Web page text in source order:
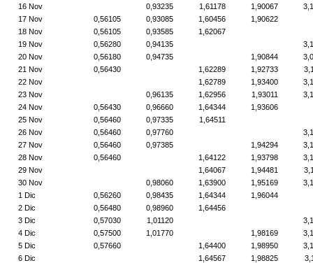
16 Nov
0,93235 1,61178 1,90067
17 Nov
0,56105 0,93085 1,60456
1,90622
18 Nov
0,56105 0,93585
1,62067
19 Nov
0,56280 0,94135
20 Nov
0,56180 0,94735 1,90844
21 Nov
0,56430 1,62289 1,92733
22 Nov
1,62789 1,93400
23 Nov
0,96135 1,62956 1,93011
24 Nov
0,56430 0,96660 1,64344
1,93606
25 Nov
0,56460 0,97335
1,64511
26 Nov
0,56460 0,97760
27 Nov
0,56460 0,97385 1,94294
28 Nov
0,56460 1,64122 1,93798
29 Nov
1,64067 1,94481
30 Nov
0,98060 1,63900 1,95169
1 Dic
0,56260 0,98435 1,64344
1,96044
2 Dic
0,56480 0,98960
1,64456
3 Dic
0,57030 1,01120
4 Dic
0,57500 1,01770 1,98169
5 Dic
0,57660 1,64400 1,98950
6 Dic
1,64567 1,98825